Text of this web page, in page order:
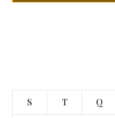
S T Q